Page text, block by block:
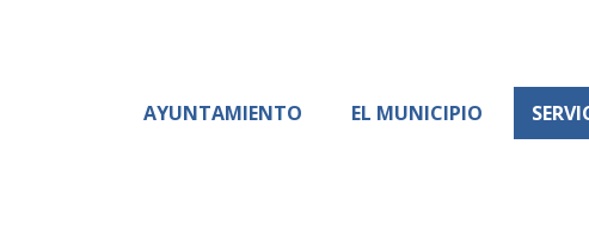
AYUNTAMIENTO EL MUNICIPIO